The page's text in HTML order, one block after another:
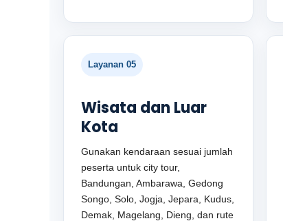
Layanan 05
Wisata dan Luar
Kota
Gunakan kendaraan sesuai jumlah
peserta untuk city tour,
Bandungan, Ambarawa, Gedong
Songo, Solo, Jogja, Jepara, Kudus,
Demak, Magelang, Dieng, dan rute